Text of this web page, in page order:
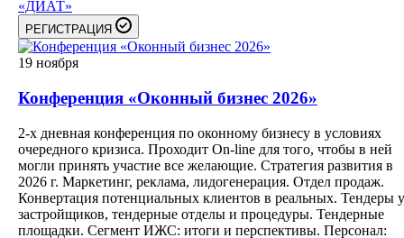
«ДИАТ»
РЕГИСТРАЦИЯ
19 ноября
Конференция «Оконный бизнес 2026»
2-х дневная конференция по оконному бизнесу в условиях
очередного кризиса. Проходит On-line для того, чтобы в ней
могли принять участие все желающие. Стратегия развития в
2026 г. Маркетинг, реклама, лидогенерация. Отдел продаж.
Конвертация потенциальных клиентов в реальных. Тендеры у
застройщиков, тендерные отделы и процедуры. Тендерные
площадки. Сегмент ИЖС: итоги и перспективы. Персонал: